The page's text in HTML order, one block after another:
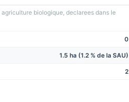
biologique, declarees dans le
0
1.5 ha (1.2 % de la SAU)
2